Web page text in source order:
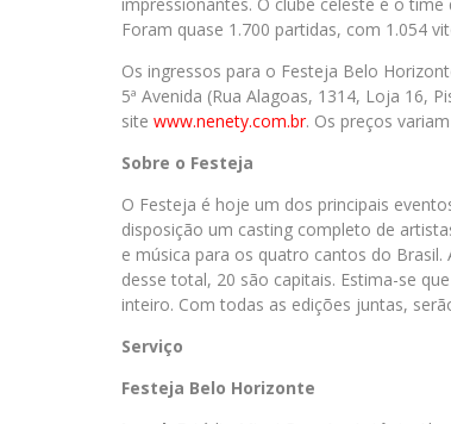
Foram quase 1.700 partidas, com 1.054
Os ingressos para o Festeja Belo
5ª Avenida (Rua Alagoas, 1314, Loja 16,
site www.nenety.com.br. Os preços
Sobre o Festeja
O Festeja é hoje um dos principais
disposição um casting completo de
e música para os quatro cantos do
desse total, 20 são capitais. Estima-se
inteiro. Com todas as edições juntas,
Serviço
Festeja Belo Horizonte